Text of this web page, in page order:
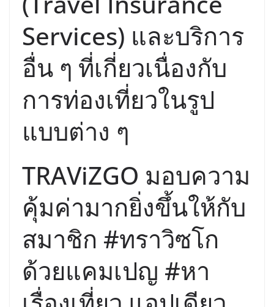
Services) และบริการ
อื่น ๆ ที่เกี่ยวเนื่องกับ
การท่องเที่ยวในรูป
แบบต่าง ๆ
TRAViZGO มอบความ
คุ้มค่ามากยิ่งขึ้นให้กับ
สมาชิก #ทราวิซโก
ด้วยแคมเปญ #หา